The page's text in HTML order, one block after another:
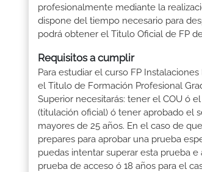
profesionalmente mediante la
dispone del tiempo necesario para
podrá obtener el Titulo Oficial de FP
Requisitos a cumplir
Para estudiar el curso FP
el Titulo de Formación Profesional
Superior necesitarás: tener el COU ó
(titulación oficial) ó tener aprobado el
mayores de 25 años. En el caso de
prepares para aprobar una prueba
puedas intentar superar esta prueba
prueba de acceso ó 18 años para el